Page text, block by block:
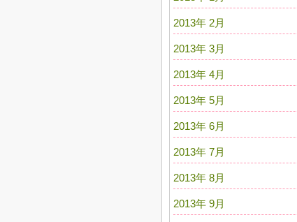
2013年 2月
2013年 3月
2013年 4月
2013年 5月
2013年 6月
2013年 7月
2013年 8月
2013年 9月